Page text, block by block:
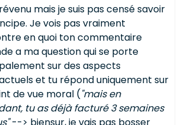
mais je suis pas censé savoir
Je vois pas vraiment
en quoi ton commentaire
a ma question qui se porte
sur des aspects
et tu répond uniquement sur
de vue moral ("mais en
tu as déjà facturé 3 semaines